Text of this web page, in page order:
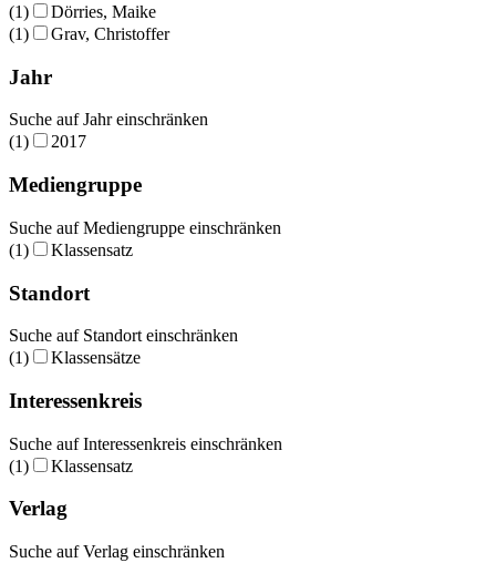
(1)
Dörries, Maike
(1)
Grav, Christoffer
Jahr
Suche auf Jahr einschränken
(1)
2017
Mediengruppe
Suche auf Mediengruppe einschränken
(1)
Klassensatz
Standort
Suche auf Standort einschränken
(1)
Klassensätze
Interessenkreis
Suche auf Interessenkreis einschränken
(1)
Klassensatz
Verlag
Suche auf Verlag einschränken